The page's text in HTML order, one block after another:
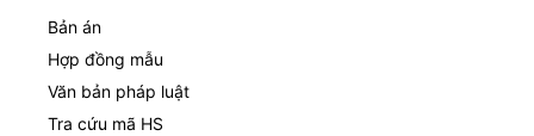
Bản án
Hợp đồng mẫu
Văn bản pháp luật
Tra cứu mã HS